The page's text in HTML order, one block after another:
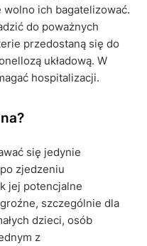
wolno ich bagatelizować.
do poważnych
przedostaną się do
układową. W
hospitalizacji.
się jedynie
zjedzeniu
jej potencjalne
szczególnie dla
dzieci, osób
z